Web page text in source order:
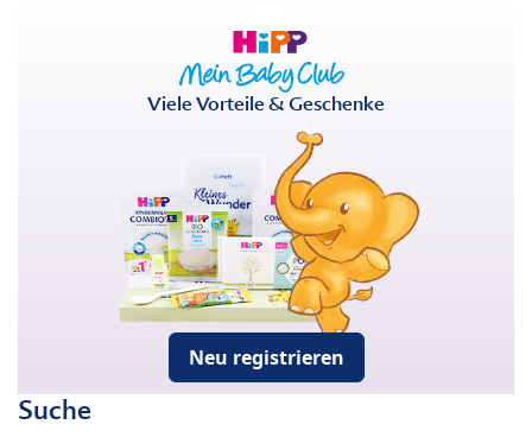
Viele Vorteile & Geschenke
Neu registrieren
Suche